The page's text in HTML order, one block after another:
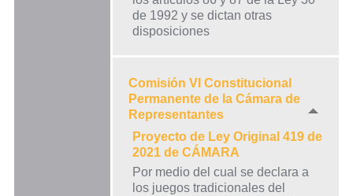
de 1992 y se dictan otras
disposiciones
Comisión VI Constitucional
Permanente de la Cámara de
Representantes
Proyecto de Ley Original 419 de
2021 de CÁMARA
Por medio del cual se declara a
los juegos tradicionales del